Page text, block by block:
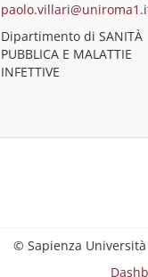
Dipartimento di SANITÀ
PUBBLICA E MALATTIE
INFETTIVE
© Sapienza Università